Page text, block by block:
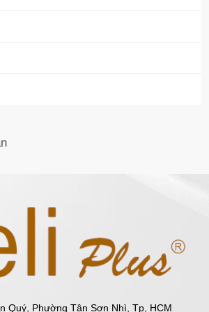
Quý, Phường Tân Sơn Nhì, Tp, HCM